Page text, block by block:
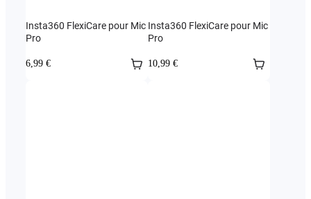
Insta360 FlexiCare pour Mic
Pro
6,99 €
Insta360 FlexiCare pour Mic
Pro
10,99 €